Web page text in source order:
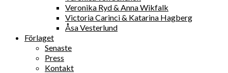
Veronika Ryd & Anna Wikfalk
Victoria Carinci & Katarina Hagberg
Åsa Vesterlund
Förlaget
Senaste
Press
Kontakt